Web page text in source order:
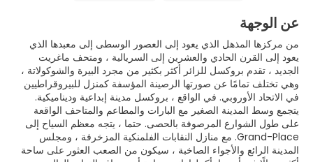
عن الوجهة
من مركزها المذهل الذي يعود إلى العصور الوسطى إلى معبدها الذي
يعود إلى القرن الحادي والعشرين إلى السريالية ، ومتحف ماغريت
الجديد ، تقدم بروكسل للزائر أكثر بكثير من مجرد البيرة والشوكولاتة ،
وهي تختلف تمامًا عن صورتها الرصينة المؤسفة كمنزل للبيروقراطيين
في الاتحاد الأوروبي. في الواقع ، بروكسل مدينة إبداعية وديناميكية.
يتجمع وسط المدينة الصغير مع البارات والمطاعم والمتاحف الواقعة
على طول الشوارع المرصوفة بالحصى. حتما ، يتجه معظم السياح إلى
Grand-Place. مع منازل النقابات الفلمنكية المزخرفة ، ومجلس
المدينة الرائع والأجواء الصاخبة ، سيكون من الصعب العثور على ساحة